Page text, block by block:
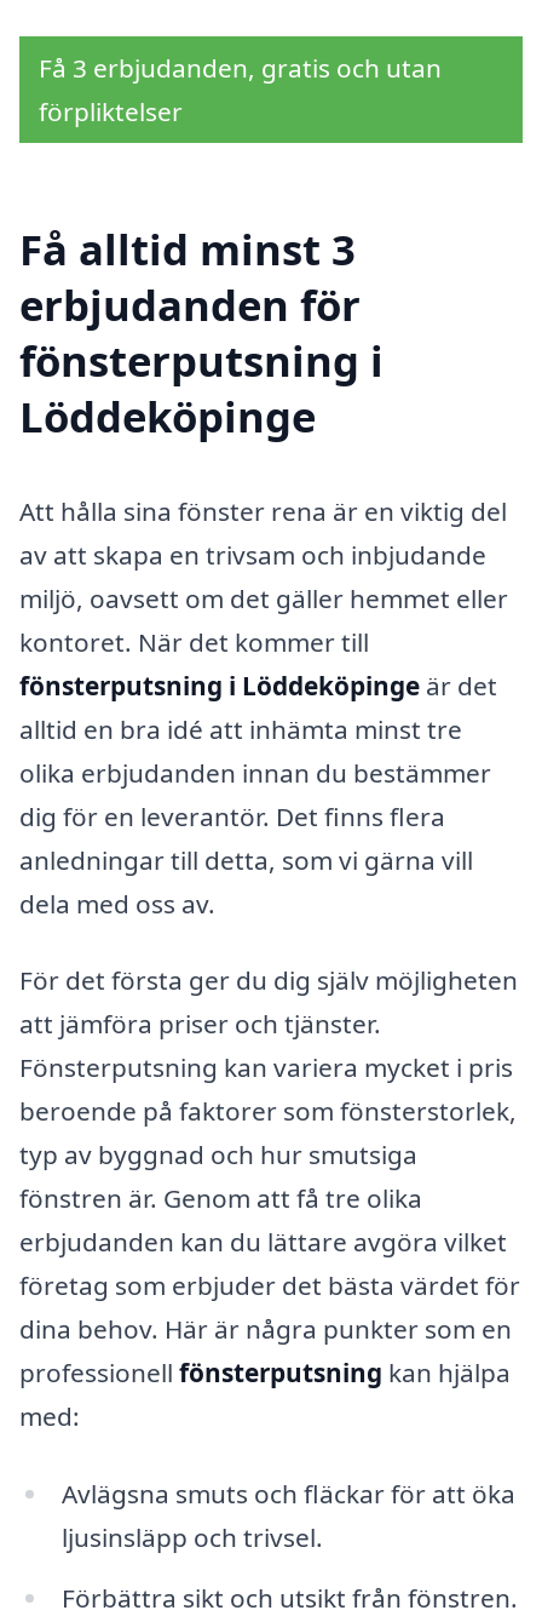
Få 3 erbjudanden, gratis och utan
förpliktelser
Få alltid minst 3
erbjudanden för
fönsterputsning i
Löddeköpinge
Att hålla sina fönster rena är en viktig del
av att skapa en trivsam och inbjudande
miljö, oavsett om det gäller hemmet eller
kontoret. När det kommer till
fönsterputsning i Löddeköpinge är det
alltid en bra idé att inhämta minst tre
olika erbjudanden innan du bestämmer
dig för en leverantör. Det finns flera
anledningar till detta, som vi gärna vill
dela med oss av.
För det första ger du dig själv möjligheten
att jämföra priser och tjänster.
Fönsterputsning kan variera mycket i pris
beroende på faktorer som fönsterstorlek,
typ av byggnad och hur smutsiga
fönstren är. Genom att få tre olika
erbjudanden kan du lättare avgöra vilket
företag som erbjuder det bästa värdet för
dina behov. Här är några punkter som en
professionell fönsterputsning kan hjälpa
med:
Avlägsna smuts och fläckar för att öka
ljusinsläpp och trivsel.
Förbättra sikt och utsikt från fönstren.